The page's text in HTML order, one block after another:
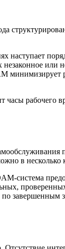
или
часы рабочего
в несколько
система
завершенным